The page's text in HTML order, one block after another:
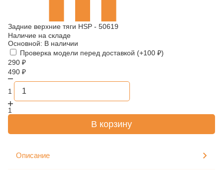
Задние верхние тяги HSP - 50619
Наличие на складе
Основной: В наличии
Проверка модели перед доставкой (+100 ₽)
290 ₽
490 ₽
1
1
В корзину
Описание